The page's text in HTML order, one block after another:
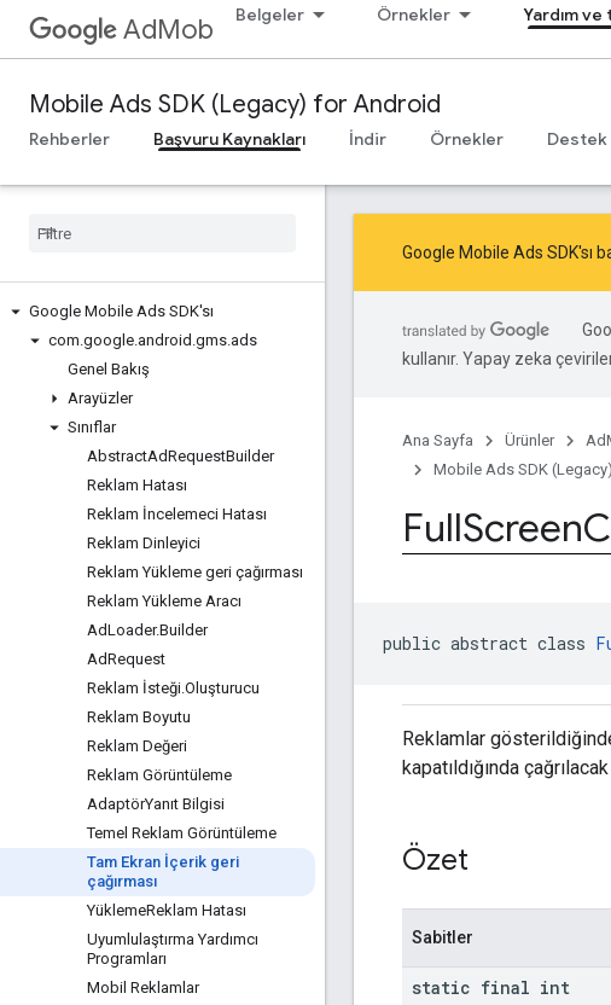
AdMob Belgeler Örnekler Yardım
Mobile Ads SDK (Legacy) for Android
Rehberler Başvuru Kaynakları İndir Örnekler Destek
Google Mobile Ads SDK'sı
com.google.android .gms.ads
Genel Bakış
Arayüzler
Sınıflar
AbstractAdRequestBuilder
Reklam Hatası
Reklam İncelemeci Hatası
Reklam Dinleyici
Reklam Yükleme geri çağırması
Reklam Yükleme Aracı
AdLoader.Builder
AdRequest
Reklam İsteği.Oluşturucu
Reklam Boyutu
Reklam Değeri
Reklam Görüntüleme
AdaptörYanıt Bilgisi
Temel Reklam Görüntüleme
Tam Ekran İçerik geri
çağırması
YüklemeReklam Hatası
Uyumlulaştırma Yardımcı
Programları
Mobil Reklamlar
Google Mobile Ads SDK'sı
kullanır. Yapay zeka
Ana Sayfa Ürünler
Mobile Ads SDK
FullScreen
public abstract class
Reklamlar
kapatıldığında
Özet
Sabitler
static final int